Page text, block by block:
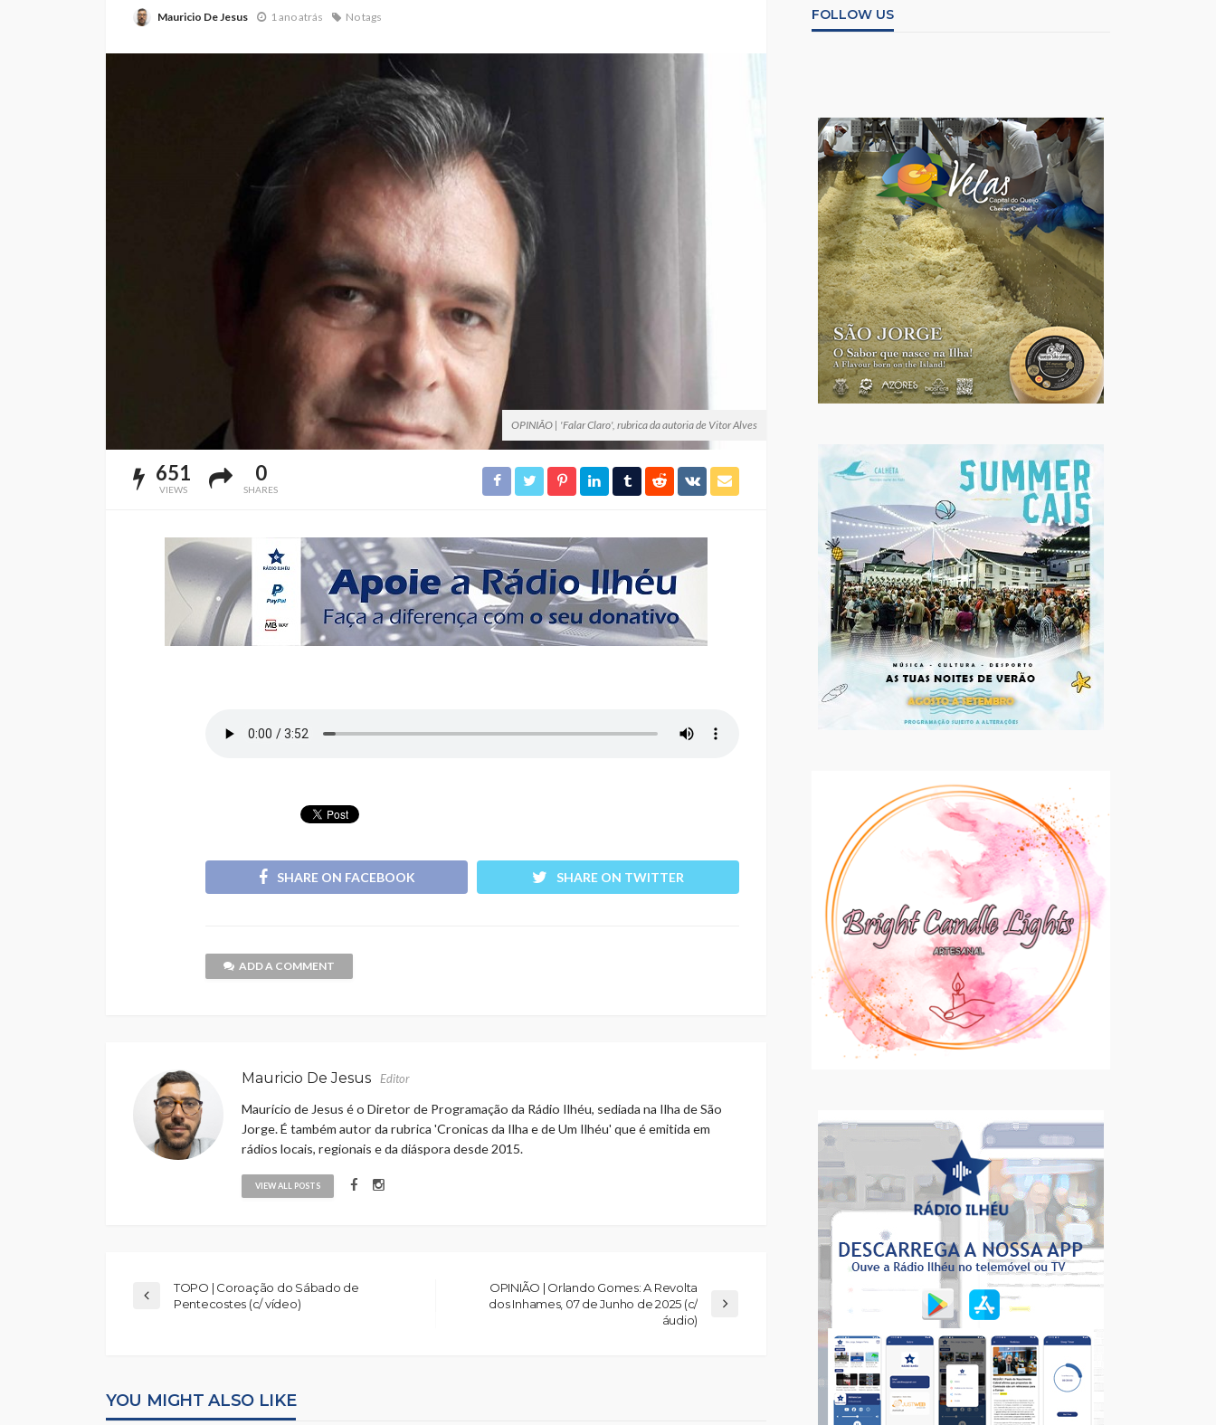
Mauricio De Jesus 1 ano atrás No tags
OPINIÃO | 'Falar Claro', rubrica da autoria de Vitor Alves
651
VIEWS
0
SHARES
SHARE ON FACEBOOK SHARE ON TWITTER
ADD A COMMENT
Mauricio De Jesus Editor
Maurício de Jesus é o Diretor de Programação da Rádio Ilhéu, sediada na Ilha de São
Jorge. É também autor da rubrica 'Cronicas da Ilha e de Um Ilhéu' que é emitida em
rádios locais, regionais e da diáspora desde 2015.
VIEW ALL POSTS
TOPO | Coroação do Sábado de
Pentecostes (c/ vídeo)
OPINIÃO | Orlando Gomes: A Revolta
dos Inhames, 07 de Junho de 2025 (c/
áudio)
YOU MIGHT ALSO LIKE
FOLLOW US